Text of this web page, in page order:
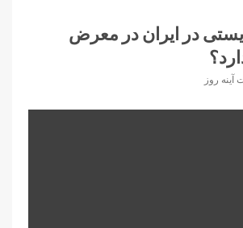
در ایران در معرض
آینه‌ روز